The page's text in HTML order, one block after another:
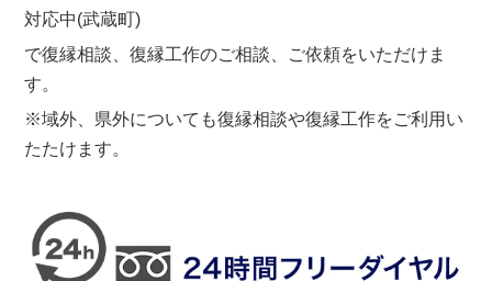
対応中(武蔵町)
で復縁相談、復縁工作のご相談、ご依頼をいただけま
す。
※域外、県外についても復縁相談や復縁工作をご利用い
たたけます。